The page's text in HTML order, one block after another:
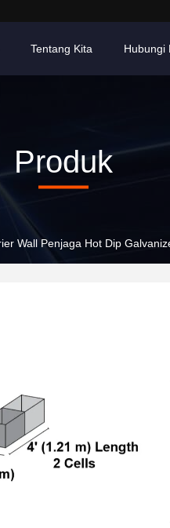
Tentang Kita Hubungi
Produk
Wall Penjaga Hot Dip